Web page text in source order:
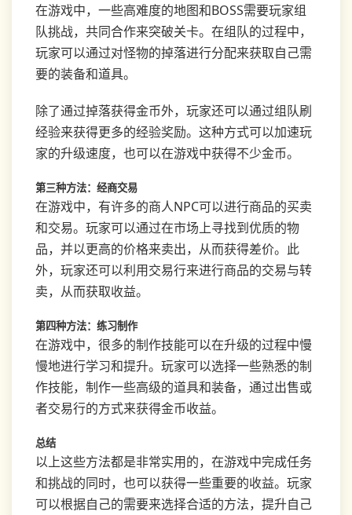
在游戏中，一些高难度的地图和BOSS需要玩家组
队挑战，共同合作来突破关卡。在组队的过程中，
玩家可以通过对怪物的掉落进行分配来获取自己需
要的装备和道具。
除了通过掉落获得金币外，玩家还可以通过组队刷
经验来获得更多的经验奖励。这种方式可以加速玩
家的升级速度，也可以在游戏中获得不少金币。
第三种方法：经商交易
在游戏中，有许多的商人NPC可以进行商品的买卖
和交易。玩家可以通过在市场上寻找到优质的物
品，并以更高的价格来卖出，从而获得差价。此
外，玩家还可以利用交易行来进行商品的交易与转
卖，从而获取收益。
第四种方法：练习制作
在游戏中，很多的制作技能可以在升级的过程中慢
慢地进行学习和提升。玩家可以选择一些熟悉的制
作技能，制作一些高级的道具和装备，通过出售或
者交易行的方式来获得金币收益。
总结
以上这些方法都是非常实用的，在游戏中完成任务
和挑战的同时，也可以获得一些重要的收益。玩家
可以根据自己的需要来选择合适的方法，提升自己